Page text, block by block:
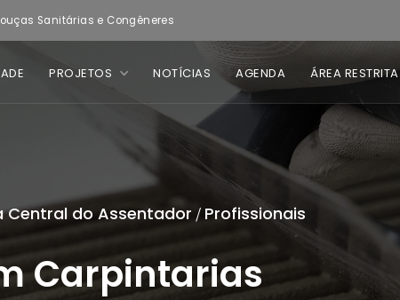
Sanitárias e Congêneres
PROJETOS NOTÍCIAS AGENDA ÁREA RESTRITA
Central do Assentador / Profissionais
Carpintarias